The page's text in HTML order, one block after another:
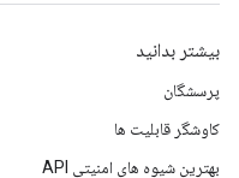
بیشتر بدانید
پرسشگان
کاوشگر قابلیت ها
بهترین شیوه های امنیتی API